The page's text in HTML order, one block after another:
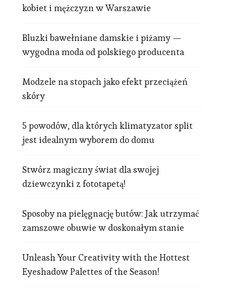
kobiet i mężczyzn w Warszawie
Bluzki bawełniane damskie i piżamy —
wygodna moda od polskiego producenta
Modzele na stopach jako efekt przeciążeń
skóry
5 powodów, dla których klimatyzator split
jest idealnym wyborem do domu
Stwórz magiczny świat dla swojej
dziewczynki z fototapetą!
Sposoby na pielęgnację butów: Jak utrzymać
zamszowe obuwie w doskonałym stanie
Unleash Your Creativity with the Hottest
Eyeshadow Palettes of the Season!